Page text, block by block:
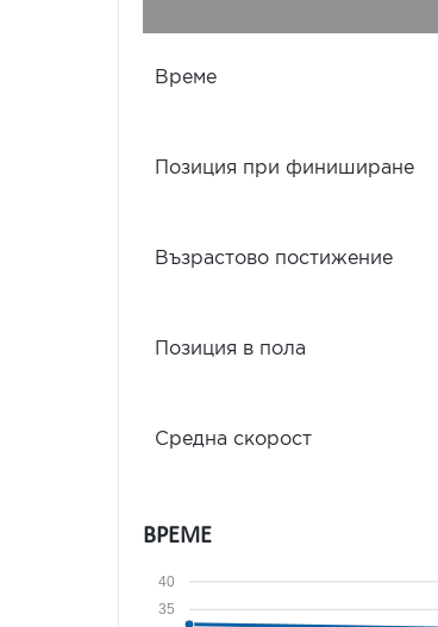
Време
Позиция при финиширане
Възрастово постижение
Позиция в пола
Средна скорост
ВРЕМЕ
35
40